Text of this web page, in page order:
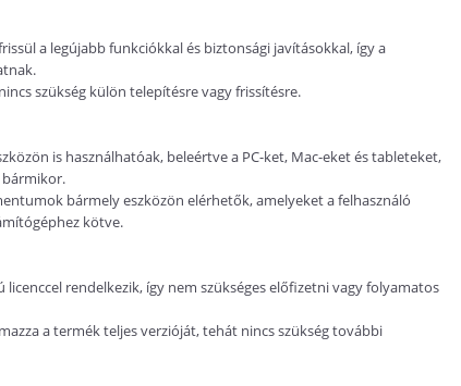
a legújabb funkciókkal és biztonsági javításokkal, így a
szükség külön telepítésre vagy frissítésre.
is használhatóak, beleértve a PC-ket, Mac-eket és tableteket,
bármely eszközön elérhetők, amelyeket a felhasználó
kötve.
rendelkezik, így nem szükséges előfizetni vagy folyamatos
a termék teljes verzióját, tehát nincs szükség további